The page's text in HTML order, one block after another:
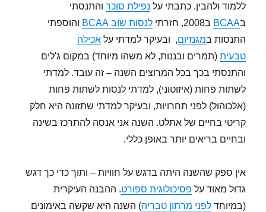
ללמוד ולהבין. כתבתי על נפילת סוכר והתנסתי
בBCAA ב2008, חזרתי לנסות שוב BCAA
והוספתי
התנסות במגנזיום, ובעיקר למדתי עלאכילה
טבעית (תמרים ובננות, לא משהו מיוחד) במקום ג'לים
והתנסתי בכך בכל המרוצים השנה – זה עובד. למדתי
לשתות פחות (איזוטוני), למדתי לנסות לשתות פחות
(אלכוהול) לפני תחרויות, ובעיקר למדתי שתזונה היא חלק
קריטי בחיים של אתלט. השנה אני אנסה להתרכז בשינה
ובחיים בריאים יותר באופן כללי.
אין ספק שהשנה היתה בדגש על חוויות – ותוך כדי כך דגש
גדול מאוד על פסיכולוגית ספורט. ההבנה העיקרית
(במיוחדלפני מרתון טבריה) השנה היא שקשה באימונים